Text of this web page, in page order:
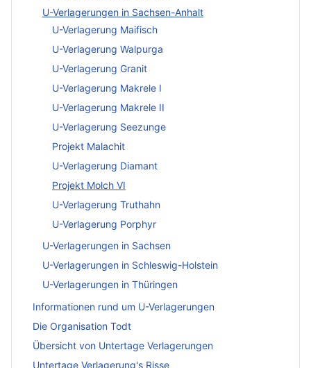
U-Verlagerungen in Sachsen-Anhalt
U-Verlagerung Maifisch
U-Verlagerung Walpurga
U-Verlagerung Granit
U-Verlagerung Makrele I
U-Verlagerung Makrele II
U-Verlagerung Seezunge
Projekt Malachit
U-Verlagerung Diamant
Projekt Molch VI
U-Verlagerung Truthahn
U-Verlagerung Porphyr
U-Verlagerungen in Sachsen
U-Verlagerungen in Schleswig-Holstein
U-Verlagerungen in Thüringen
Informationen rund um U-Verlagerungen
Die Organisation Todt
Übersicht von Untertage Verlagerungen
Untertage Verlagerung's Risse